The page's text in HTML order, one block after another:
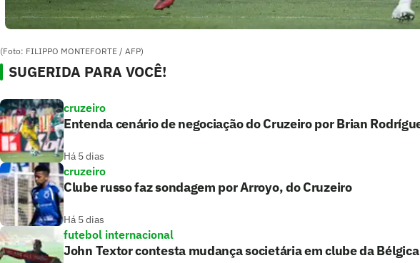
(Foto: FILIPPO MONTEFORTE / AFP)
SUGERIDA PARA VOCÊ!
cruzeiro
Entenda cenário de negociação do Cruzeiro por Brian
Há 5 dias
cruzeiro
Clube russo faz sondagem por Arroyo, do Cruzeiro
Há 5 dias
futebol internacional
John Textor contesta mudança societária em clube da Bélgica